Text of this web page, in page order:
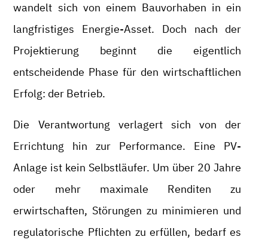
wandelt sich von einem Bauvorhaben in ein
langfristiges Energie-Asset. Doch nach der
Projektierung beginnt die eigentlich
entscheidende Phase für den wirtschaftlichen
Erfolg: der Betrieb.
Die Verantwortung verlagert sich von der
Errichtung hin zur Performance. Eine PV-
Anlage ist kein Selbstläufer. Um über 20 Jahre
oder mehr maximale Renditen zu
erwirtschaften, Störungen zu minimieren und
regulatorische Pflichten zu erfüllen, bedarf es